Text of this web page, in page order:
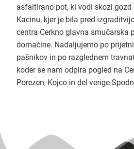
asfaltirano pot, ki vodi skozi gozd
Kacinu, kjer je bila pred
centra Cerkno glavna smučarska
domačine. Nadaljujemo po
pašnikov in po razglednem
koder se nam odpira pogled na
Porezen, Kojco in del verige